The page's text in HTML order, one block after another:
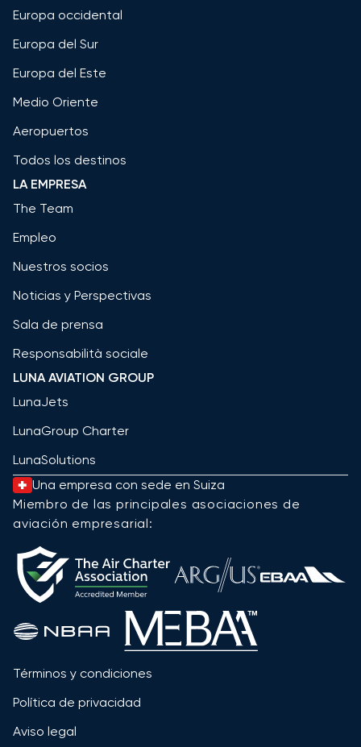
Europa occidental
Europa del Sur
Europa del Este
Medio Oriente
Aeropuertos
Todos los destinos
LA EMPRESA
The Team
Empleo
Nuestros socios
Noticias y Perspectivas
Sala de prensa
Responsabilità sociale
LUNA AVIATION GROUP
LunaJets
LunaGroup Charter
LunaSolutions
Una empresa con sede en Suiza
Miembro de las principales asociaciones de
aviación empresarial:
Términos y condiciones
Política de privacidad
Aviso legal